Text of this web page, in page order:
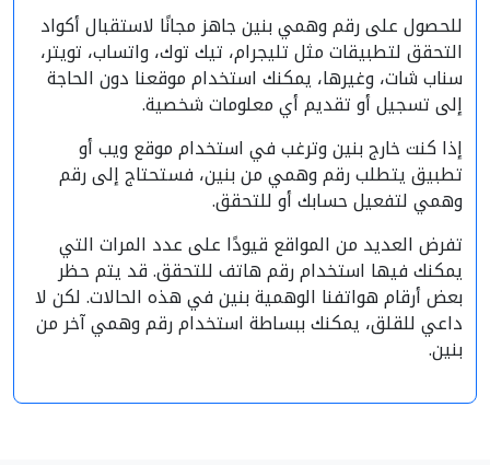
للحصول على رقم وهمي بنين جاهز مجانًا لاستقبال أكواد
التحقق لتطبيقات مثل تليجرام، تيك توك، واتساب، تويتر،
سناب شات، وغيرها، يمكنك استخدام موقعنا دون الحاجة
إلى تسجيل أو تقديم أي معلومات شخصية.
إذا كنت خارج بنين وترغب في استخدام موقع ويب أو
تطبيق يتطلب رقم وهمي من بنين، فستحتاج إلى رقم
وهمي لتفعيل حسابك أو للتحقق.
تفرض العديد من المواقع قيودًا على عدد المرات التي
يمكنك فيها استخدام رقم هاتف للتحقق. قد يتم حظر
بعض أرقام هواتفنا الوهمية بنين في هذه الحالات. لكن لا
داعي للقلق، يمكنك ببساطة استخدام رقم وهمي آخر من
بنين.